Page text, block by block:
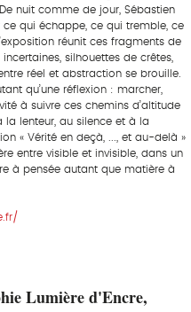
nuit comme de jour, Sébastien
qui échappe, ce qui tremble, ce
réunit ces fragments de
silhouettes de crêtes,
réel et abstraction se brouille.
qu’une réflexion : marcher,
à suivre ces chemins d’altitude
la lenteur, au silence et à la
« Vérité en deçà, ..., et au-delà »
entre visible et invisible, dans un
à pensée autant que matière à
Lumière d'Encre,